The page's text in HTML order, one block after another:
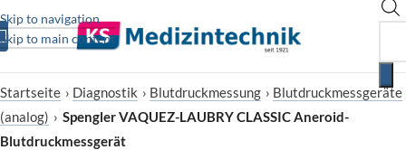
Skip to navigation
Skip to main content
Startseite › Diagnostik › Blutdruckmessung › Blutdruckmessgeräte
(analog) › Spengler VAQUEZ-LAUBRY CLASSIC Aneroid-
Blutdruckmessgerät